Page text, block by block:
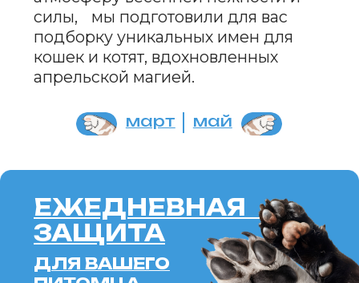
SOFT
BARRIER
SPRAY
ALOE
ИМЕНА ДЛЯ КОТЯТ-
ДЕВОЧЕК